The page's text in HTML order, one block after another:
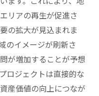
形成
法
れた投資戦略
すべき不動産投資の
発エリア
リアの再生が促進さ
の拡大が見込まれま
のイメージが刷新さ
が増加することが予想
ロジェクトは直接的な
産価値の向上につなが